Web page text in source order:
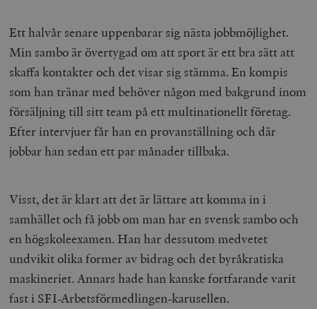
Ett halvår senare uppenbarar sig nästa jobbmöjlighet.
Min sambo är övertygad om att sport är ett bra sätt att
skaffa kontakter och det visar sig stämma. En kompis
som han tränar med behöver någon med bakgrund inom
försäljning till sitt team på ett multinationellt företag.
Efter intervjuer får han en provanställning och där
jobbar han sedan ett par månader tillbaka.
Visst, det är klart att det är lättare att komma in i
samhället och få jobb om man har en svensk sambo och
en högskoleexamen. Han har dessutom medvetet
undvikit olika former av bidrag och det byråkratiska
maskineriet. Annars hade han kanske fortfarande varit
fast i SFI-Arbetsförmedlingen-karusellen.